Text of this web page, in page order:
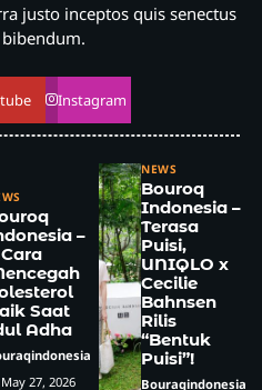
justo inceptos quis senectus
Instagram
–
Saat
Adha
May 27, 2026
NEWS
Bouroq
Indonesia –
Terasa
Puisi,
UNIQLO x
Cecilie
Bahnsen
Rilis
“Bentuk
Puisi”!
Bouraqindonesia